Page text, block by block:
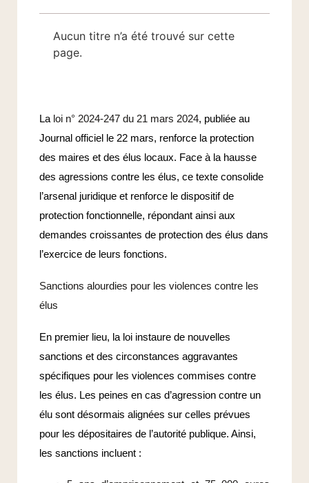
Aucun titre n’a été trouvé sur cette
page.
La loi n° 2024-247 du 21 mars 2024, publiée au
Journal officiel le 22 mars, renforce la protection
des maires et des élus locaux. Face à la hausse
des agressions contre les élus, ce texte consolide
l’arsenal juridique et renforce le dispositif de
protection fonctionnelle, répondant ainsi aux
demandes croissantes de protection des élus dans
l’exercice de leurs fonctions.
Sanctions alourdies pour les violences contre les
élus
En premier lieu, la loi instaure de nouvelles
sanctions et des circonstances aggravantes
spécifiques pour les violences commises contre
les élus. Les peines en cas d’agression contre un
élu sont désormais alignées sur celles prévues
pour les dépositaires de l’autorité publique. Ainsi,
les sanctions incluent :